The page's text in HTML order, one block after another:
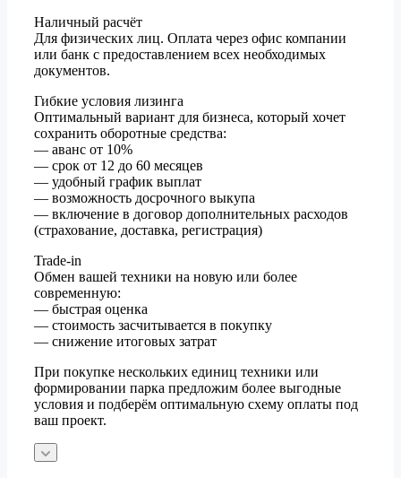
Наличный расчёт
Для физических лиц. Оплата через офис компании
или банк с предоставлением всех необходимых
документов.
Гибкие условия лизинга
Оптимальный вариант для бизнеса, который хочет
сохранить оборотные средства:
— аванс от 10%
— срок от 12 до 60 месяцев
— удобный график выплат
— возможность досрочного выкупа
— включение в договор дополнительных расходов
(страхование, доставка, регистрация)
Trade-in
Обмен вашей техники на новую или более
современную:
— быстрая оценка
— стоимость засчитывается в покупку
— снижение итоговых затрат
При покупке нескольких единиц техники или
формировании парка предложим более выгодные
условия и подберём оптимальную схему оплаты под
ваш проект.